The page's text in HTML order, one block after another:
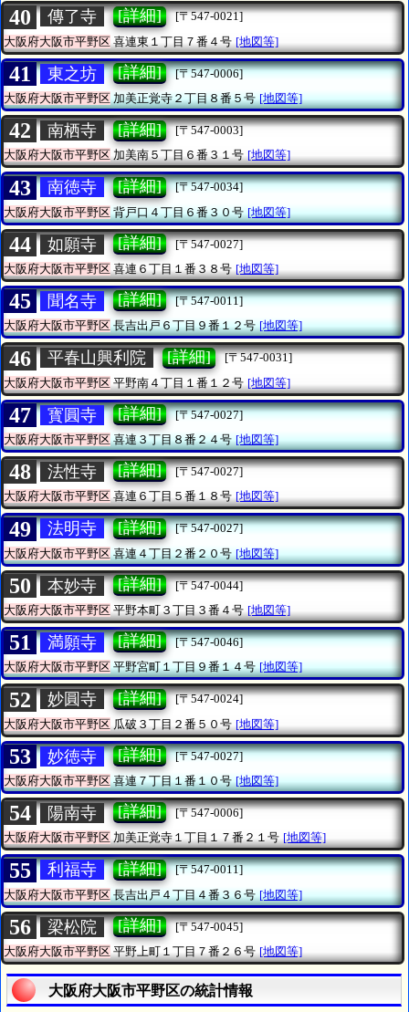
40 傳了寺 [詳細]
[〒547-0021]
大阪府大阪市平野区 喜連東１丁目７番４号 [地図等]
41 東之坊 [詳細]
[〒547-0006]
大阪府大阪市平野区加美正覚寺２丁目８番５号 [地図等]
42 南栖寺 [詳細]
[〒547-0003]
大阪府大阪市平野区加美南５丁目６番３１号 [地図等]
43 南徳寺 [詳細]
[〒547-0034]
大阪府大阪市平野区背戸口４丁目６番３０号 [地図等]
44 如願寺 [詳細]
[〒547-0027]
大阪府大阪市平野区喜連６丁目１番３８号 [地図等]
45 聞名寺 [詳細]
[〒547-0011]
大阪府大阪市平野区長吉出戸６丁目９番１２号 [地図等]
46 平春山興利院 [詳細]
[〒547-0031]
大阪府大阪市平野区 平野南４丁目１番１２号 [地図等]
47 寳圓寺 [詳細]
[〒547-0027]
大阪府大阪市平野区喜連３丁目８番２４号 [地図等]
48 法性寺 [詳細]
[〒547-0027]
大阪府大阪市平野区喜連６丁目５番１８号 [地図等]
49 法明寺 [詳細]
[〒547-0027]
大阪府大阪市平野区喜連４丁目２番２０号 [地図等]
50 本妙寺 [詳細]
[〒547-0044]
大阪府大阪市平野区平野本町３丁目３番４号 [地図等]
51 満願寺 [詳細]
[〒547-0046]
大阪府大阪市平野区平野宮町１丁目９番１４号 [地図等]
52 妙圓寺 [詳細]
[〒547-0024]
大阪府大阪市平野区 瓜破３丁目２番５０号 [地図等]
53 妙徳寺 [詳細]
[〒547-0027]
大阪府大阪市平野区喜連７丁目１番１０号 [地図等]
54 陽南寺 [詳細]
[〒547-0006]
大阪府大阪市平野区加美正覚寺１丁目１７番２１号 [地図等]
55 利福寺 [詳細]
[〒547-0011]
大阪府大阪市平野区長吉出戸４丁目４番３６号 [地図等]
56 梁松院 [詳細]
[〒547-0045]
大阪府大阪市平野区平野上町１丁目７番２６号 [地図等]
大阪府大阪市平野区の統計情報